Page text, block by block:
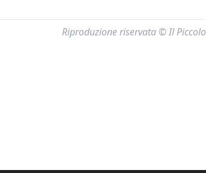
Riproduzione riservata © Il Piccolo